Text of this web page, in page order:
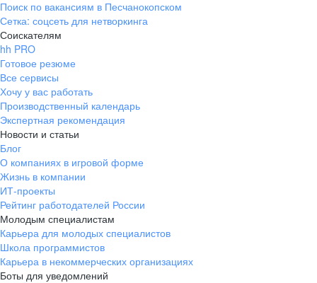
Поиск по вакансиям в Песчанокопском
Сетка: соцсеть для нетворкинга
Соискателям
hh PRO
Готовое резюме
Все сервисы
Хочу у вас работать
Производственный календарь
Экспертная рекомендация
Новости и статьи
Блог
О компаниях в игровой форме
Жизнь в компании
ИТ-проекты
Рейтинг работодателей России
Молодым специалистам
Карьера для молодых специалистов
Школа программистов
Карьера в некоммерческих организациях
Боты для уведомлений